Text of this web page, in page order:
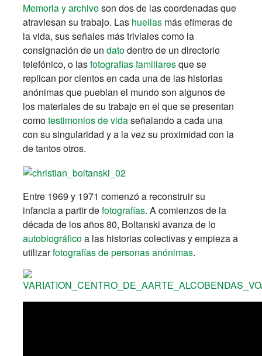
Memoria y archivoson dos de las coordenadas que
atraviesan su trabajo. Las huellas más efímeras de
la vida, sus señales más triviales como la
consignación de un datodentro de un directorio
telefónico, o lasfotografías familiaresque se
replican por cientos en cada una de las historias
anónimas que pueblan el mundo son algunos de
los materiales de su trabajo en el que se presentan
comotestimonios de vidaseñalando a cada una
con su singularidad y a la vez su proximidad con la
de tantos otros.
Entre 1969 y 1971 comenzó a reconstruir su
infancia a partir defotografías. A comienzos de la
década de los años 80, Boltanski avanza de lo
autobiográficoa las historias colectivas y empieza a
utilizarfotografías de personas anónimas.